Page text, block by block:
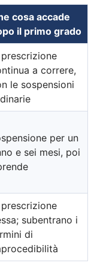
cosa accade
il primo grado
a correre,
le sospensioni
per un
e sei mesi, poi
subentrano i
di